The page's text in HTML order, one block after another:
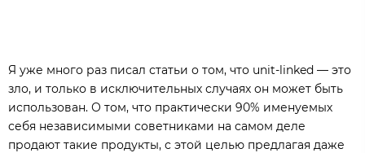
Я уже много раз писал статьи о том, что unit-linked — это
зло, и только в исключительных случаях он может быть
использован. О том, что практически 90% именуемых
себя независимыми советниками на самом деле
продают такие продукты, с этой целью предлагая даже